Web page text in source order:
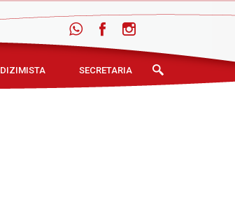
DIZIMISTA SECRETARIA